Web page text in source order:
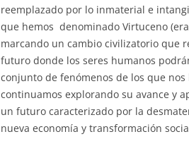
reemplazado por lo inmaterial e
que hemos denominado Virtuceno
marcando un cambio civilizatorio que
futuro donde los seres humanos
conjunto de fenómenos de los que
continuamos explorando su avance y
un futuro caracterizado por la
nueva economía y transformación